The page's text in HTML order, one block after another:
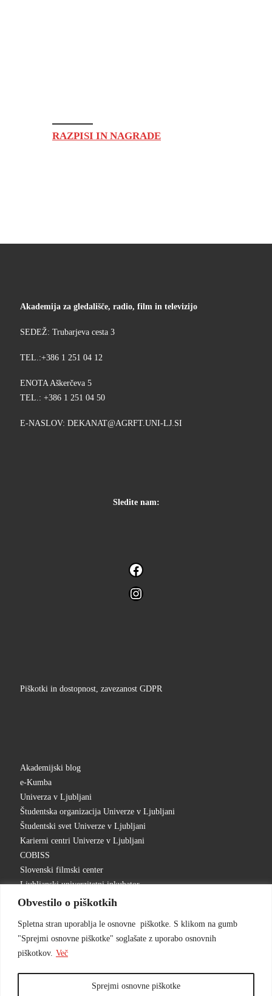
Obvestilo o piškotkih
Spletna stran uporablja le osnovne piškotke. S klikom na gumb
"Sprejmi osnovne piškotke" soglašate z uporabo osnovnih
piškotkov. Več
Sprejmi osnovne piškotke
RAZPISI IN NAGRADE
Akademija za gledališče, radio, film in televizijo
SEDEŽ: Trubarjeva cesta 3
TEL.:+386 1 251 04 12
ENOTA Aškerčeva 5
TEL.: +386 1 251 04 50
E-NASLOV: IS.JL
-INU.
TFRGA
@TANA
KED
Sledite nam:
Facebook
Instagram
Piškotki in dostopnost, zavezanost GDPR
Akademijski blog
e-Kumba
Univerza v Ljubljani
Študentska organizacija Univerze v Ljubljani
Študentski svet Univerze v Ljubljani
Karierni centri Univerze v Ljubljani
COBISS
Slovenski filmski center
Ljubljanski univerzitetni inkubator